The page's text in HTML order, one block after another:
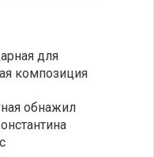
для
композиция
обнажил